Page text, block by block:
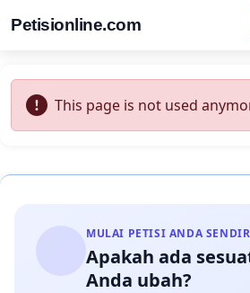
Petisionline.com
This page is not used
MULAI PETISI ANDA
Apakah ada
Anda ubah?